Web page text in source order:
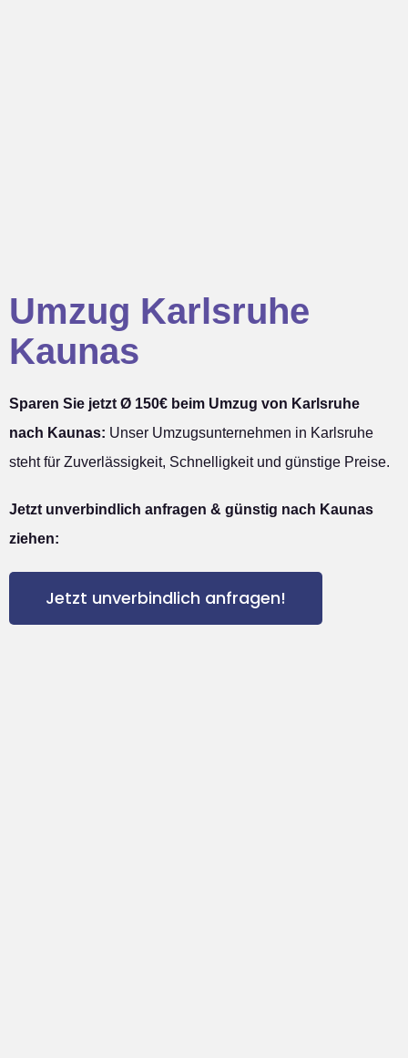
Umzug Karlsruhe
Kaunas
Sparen Sie jetzt Ø 150€ beim Umzug von Karlsruhe
nach Kaunas: Unser Umzugsunternehmen in Karlsruhe
steht für Zuverlässigkeit, Schnelligkeit und günstige Preise.
Jetzt unverbindlich anfragen & günstig nach Kaunas
ziehen:
Jetzt unverbindlich anfragen!